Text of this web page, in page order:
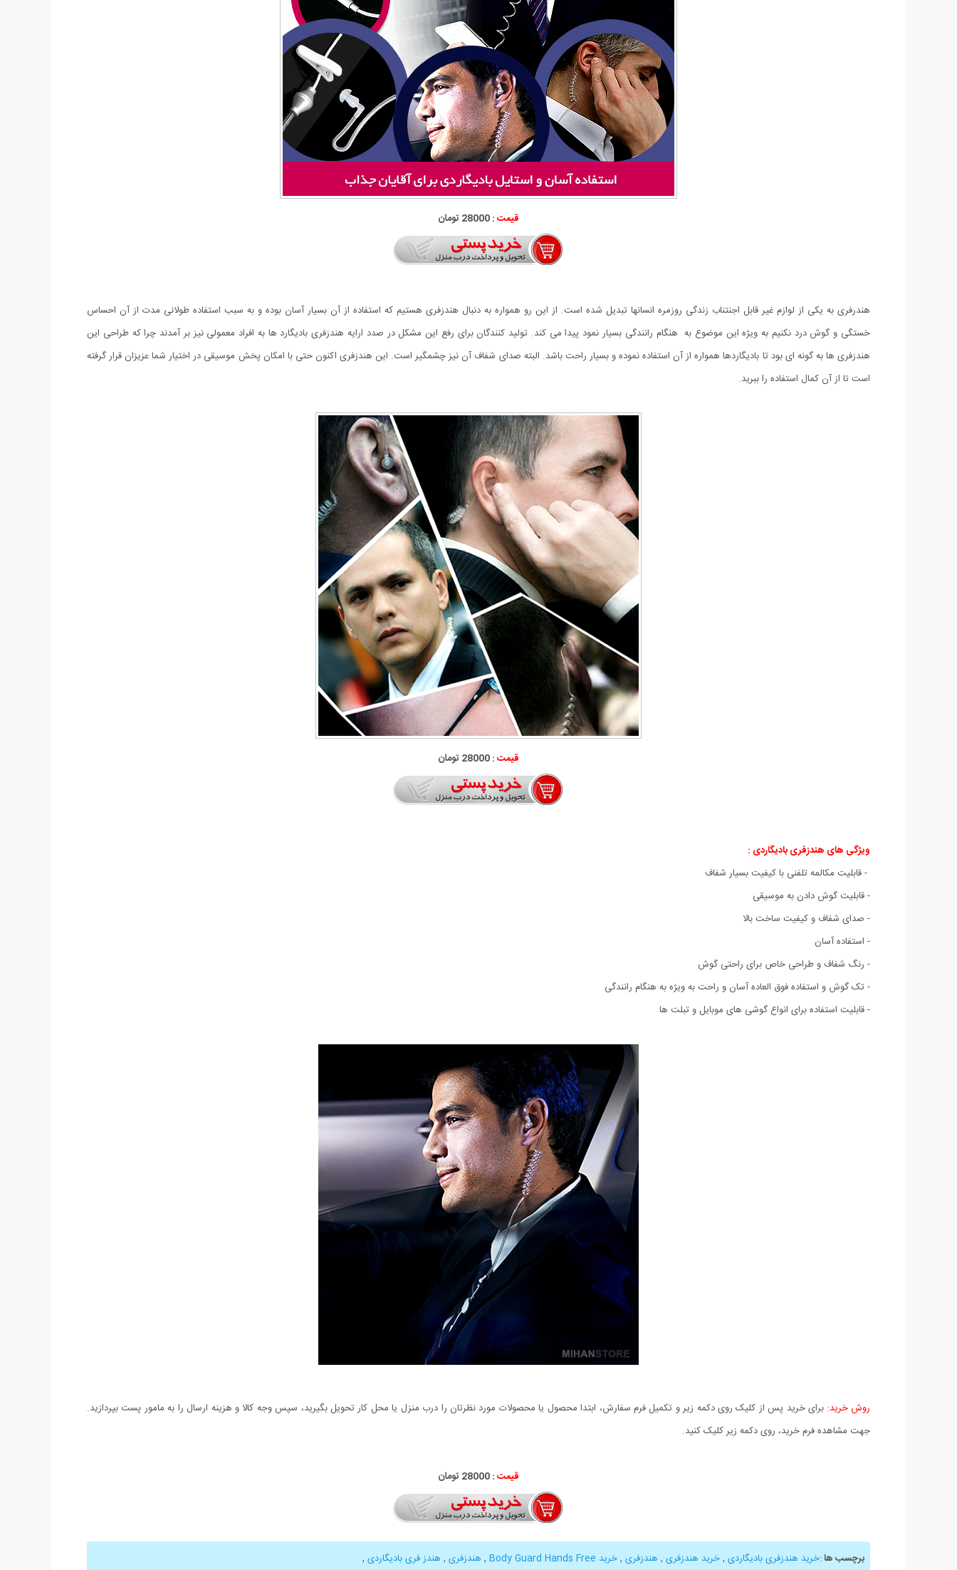
قیمت :28000 تومان
هندرفری به یکی از لوازم غیر قابل اجنتناب زندگی روزمره انسانها تبدیل شده است. از این رو همواره به دنبال هندزفری هستیم که استفاده از آن بسیار آسان بوده و به سبب استفاده طولانی مدت از آن احساس
خستگی و گوش درد نکنیم به ویژه این موضوع به هنگام رانندگی بسیار نمود پیدا می کند. تولید کنندگان برای رفع این مشکل در صدد ارایه هندزفری بادیگارد ها به افراد معمولی نیز بر آمدند چرا که طراحی این
هندزفری ها به گونه ای بود تا بادیگاردها همواره از آن استفاده نموده و بسیار راحت باشد. البته صدای شفاف آن نیز چشمگیر است. این هندزفری اکنون حتی با امکان پخش موسیقی در اختیار شما عزیزان قرار گرفته
است تا از آن کمال استفاده را ببرید.
قیمت :28000 تومان
ویژگی های هندزفری بادیگاردی :
- قابلیت مکالمه تلفنی با کیفیت بسیار شفاف
- قابلیت گوش دادن به موسیقی
- صدای شفاف و کیفیت ساخت بالا
- استفاده آسان
- رنگ شفاف و طراحی خاص برای راحتی گوش
- تک گوش و استفاده فوق العاده آسان و راحت به ویژه به هنگام رانندگی
- قابلیت استفاده برای انواع گوشی های موبایل و تبلت ها
روش خرید: برای خرید پس از کلیک روی دکمه زیر و تکمیل فرم سفارش، ابتدا محصول یا محصولات مورد نظرتان را درب منزل یا محل کار تحویل بگیرید، سپس وجه کالا و هزینه ارسال را به مامور پست بپردازید.
جهت مشاهده فرم خرید، روی دکمه زیر کلیک کنید.
قیمت :28000 تومان
برچسب ها:خرید هندزفری بادیگاردی ,خرید هندزفری , هندزفری ,خرید Body Guard Hands Free , هندزفری , هندز فری بادیگاردی ,